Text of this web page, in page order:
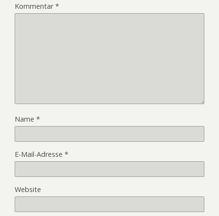
Kommentar*
Name *
E-Mail-Adresse *
Website